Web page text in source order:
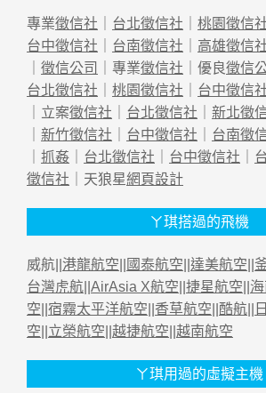
專業徵信社 ｜ 台北徵信社 ｜ 桃園徵信
台中徵信社 ｜ 台南徵信社 ｜ 高雄徵信
｜ 徵信公司 ｜專業徵信社 ｜優良徵信
台北徵信社 ｜ 桃園徵信社 ｜ 台中徵信
｜立案徵信社 ｜ 台北徵信社 ｜ 新北徵
｜ 新竹徵信社 ｜ 台中徵信社 ｜ 台南徵
｜ 抓姦 ｜ 台北徵信社 ｜ 台中徵信社 ｜
徵信社 ｜天狼星網頁設計
ㄚ琪搭過的飛機
威航|| 港龍航空 國泰航空 達美航空
台灣虎航 AirAsia X航空 捷星航空
空 宿霧太平洋航空 香草航空 酷航
空 立榮航空 越捷航空 越南航空
ㄚ琪用過的虛擬主機